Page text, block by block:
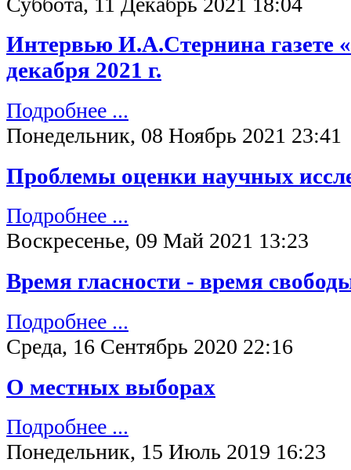
Интервью И.А.Стернина газете
декабря 2021 г.
Подробнее ...
Понедельник, 08 Ноябрь 2021 23:41
Проблемы оценки научных
Подробнее ...
Воскресенье, 09 Май 2021 13:23
Время гласности - время
Подробнее ...
Среда, 16 Сентябрь 2020 22:16
О местных выборах
Подробнее ...
Понедельник, 15 Июль 2019 16:23